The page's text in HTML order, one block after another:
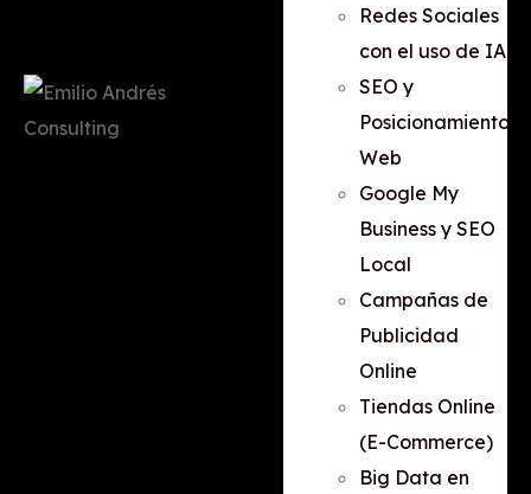
Redes Sociales
con el uso de IA
SEO y
Posicionamiento
Web
Google My
Business y SEO
Local
Campañas de
Publicidad
Online
Tiendas Online
(E-Commerce)
Big Data en